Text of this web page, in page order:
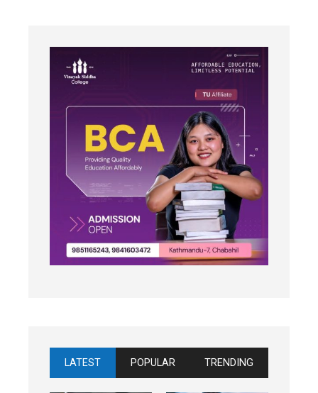
LATEST POPULAR TRENDING